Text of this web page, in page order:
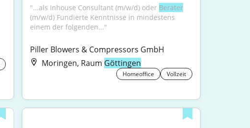
"...als Inhouse Consultant (m/w/d) oder Berater
(m/w/d) Fundierte Kenntnisse in mindestens
einem der folgenden..."
Piller Blowers & Compressors GmbH
Moringen, Raum Göttingen
Homeoffice Vollzeit